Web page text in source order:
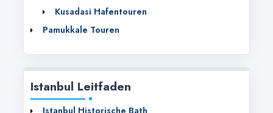
Kusadasi Hafentouren
Pamukkale Touren
Istanbul Leitfaden